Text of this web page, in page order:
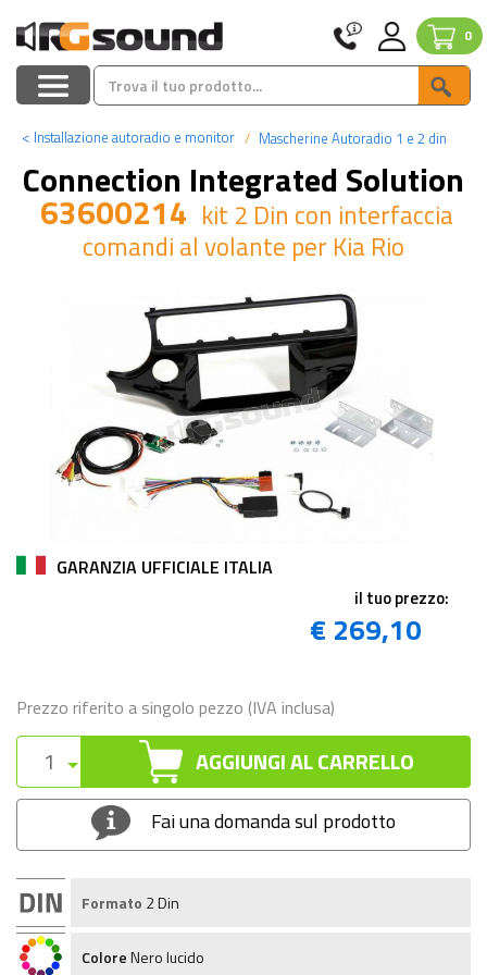
0
< Installazione autoradio e monitor Mascherine Autoradio 1 e 2 din
Connection Integrated Solution
63600214 kit 2 Din con interfaccia
comandi al volante per Kia Rio
GARANZIA UFFICIALE ITALIA
il tuo prezzo:
€ 269,10
Prezzo riferito a singolo pezzo (IVA inclusa)
AGGIUNGI AL CARRELLO
Fai una domanda sul prodotto
Formato 2 Din
ColoreNero lucido